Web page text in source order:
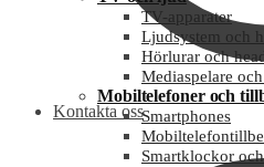
Kontakta oss
TV-apparater
Ljudsystem och
Hörlurar och
Mediaspelare
Mobiltelefoner och
Smartphones
Smartklockor